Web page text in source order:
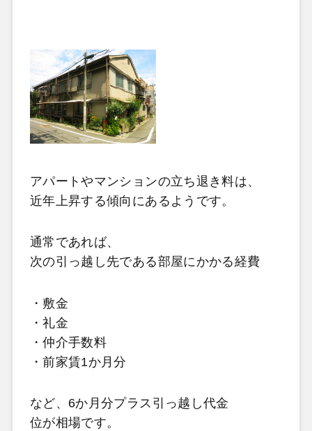
アパートやマンションの立ち退き料は、
近年上昇する傾向にあるようです。
通常であれば、
次の引っ越し先である部屋にかかる経費
・敷金
・礼金
・仲介手数料
・前家賃1か月分
など、6か月分プラス引っ越し代金
位が相場です。